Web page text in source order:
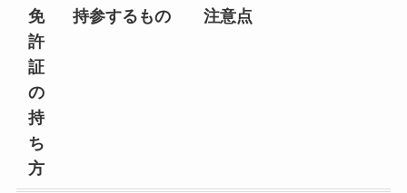
免
許
証
の
持
ち
方
持参するもの 注意点